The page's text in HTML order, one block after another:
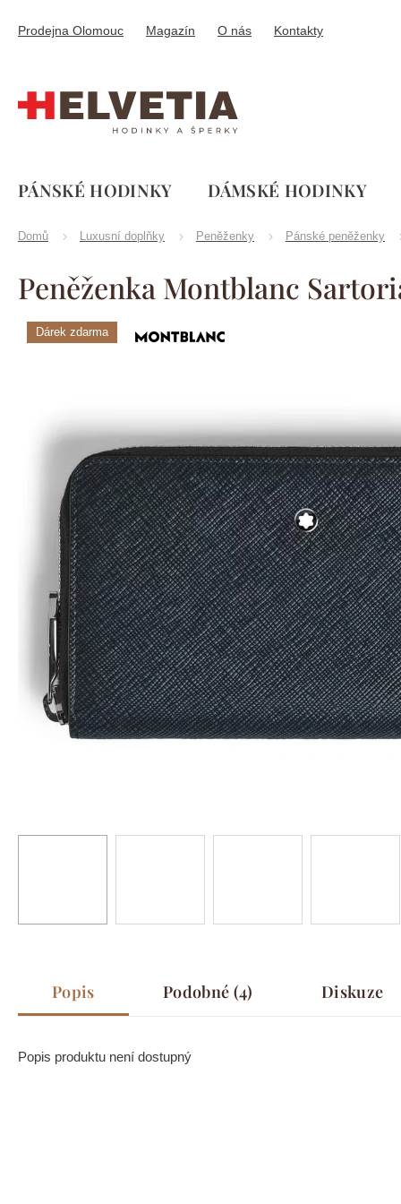
obsah
Prodejna Olomouc Magazín O nás Kontakty
PÁNSKÉ HODINKY DÁMSKÉ HODINKY
Domů Luxusní doplňky Peněženky Pánské peněženky
Peněženka Montblanc
Dárek zdarma Značka:Montblanc
Popis Podobné (4) Diskuze
Popis produktu není dostupný